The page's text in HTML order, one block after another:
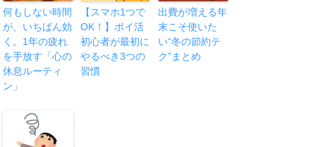
何もしない時間
が、いちばん効
く。1年の疲れ
を手放す「心の
休息ルーティ
ン」
【スマホ1つで
OK！】ポイ活
初心者が最初に
やるべき3つの
習慣
出費が増える年
末こそ使いた
い“冬の節約テ
ク”まとめ